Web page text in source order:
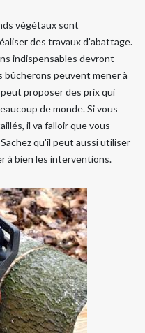
végétaux sont
des travaux d'abattage.
indispensables devront
bûcherons peuvent mener à
proposer des prix qui
de monde. Si vous
il va falloir que vous
qu'il peut aussi utiliser
à bien les interventions.